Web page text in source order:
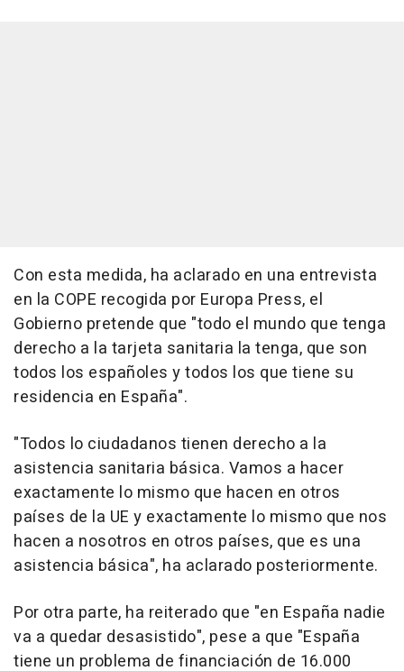
Con esta medida, ha aclarado en una entrevista
en la COPE recogida por Europa Press, el
Gobierno pretende que "todo el mundo que tenga
derecho a la tarjeta sanitaria la tenga, que son
todos los españoles y todos los que tiene su
residencia en España".
"Todos lo ciudadanos tienen derecho a la
asistencia sanitaria básica. Vamos a hacer
exactamente lo mismo que hacen en otros
países de la UE y exactamente lo mismo que nos
hacen a nosotros en otros países, que es una
asistencia básica", ha aclarado posteriormente.
Por otra parte, ha reiterado que "en España nadie
va a quedar desasistido", pese a que "España
tiene un problema de financiación de 16.000